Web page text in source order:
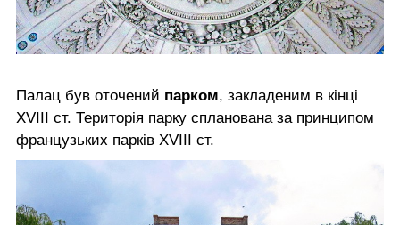
Палац був оточений парком, закладеним в кінці
XVIII ст. Територія парку спланована за принципом
французьких парків XVIII ст.